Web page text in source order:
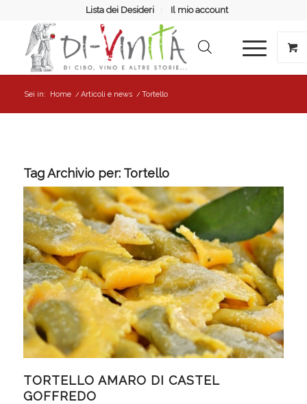
Lista dei Desideri Il mio account
Sei in: Home / Articoli e news / Tortello
Tag Archivio per: Tortello
TORTELLO AMARO DI CASTEL
GOFFREDO